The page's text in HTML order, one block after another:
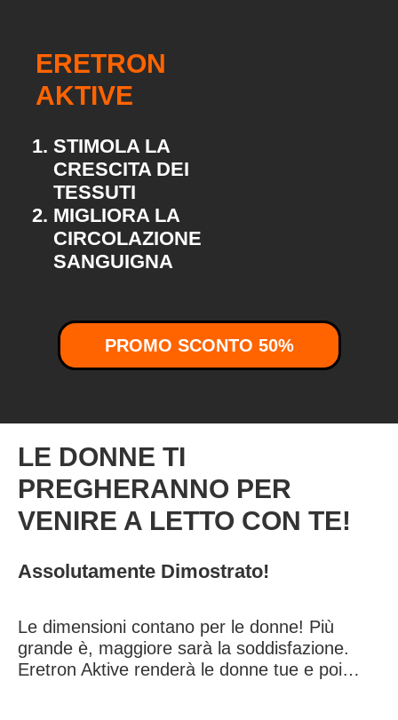
ERETRON
AKTIVE
STIMOLA LA
CRESCITA DEI
TESSUTI
MIGLIORA LA
CIRCOLAZIONE
SANGUIGNA
PROMO SCONTO 50%
LE DONNE TI
PREGHERANNO PER
VENIRE A LETTO CON TE!
Assolutamente Dimostrato!
Le dimensioni contano per le donne! Più
grande è, maggiore sarà la soddisfazione.
Eretron Aktive renderà le donne tue e poi…